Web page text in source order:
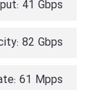
41 Gbps
82 Gbps
61 Mpps